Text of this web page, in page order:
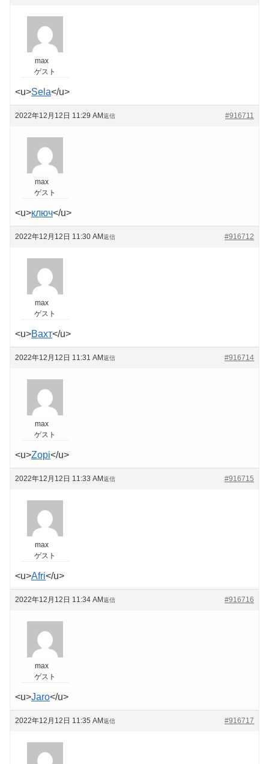
max
ゲスト
<u>Sela</u>
2022年12月12日 11:29 AM #916711
返信
max
ゲスト
<u>ключ</u>
2022年12月12日 11:30 AM #916712
返信
max
ゲスト
<u>Вахт</u>
2022年12月12日 11:31 AM #916714
返信
max
ゲスト
<u>Zopi</u>
2022年12月12日 11:33 AM #916715
返信
max
ゲスト
<u>Afri</u>
2022年12月12日 11:34 AM #916716
返信
max
ゲスト
<u>Jaro</u>
2022年12月12日 11:35 AM #916717
返信